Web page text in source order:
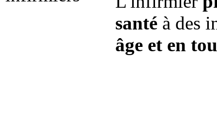
santé à des
âge et en